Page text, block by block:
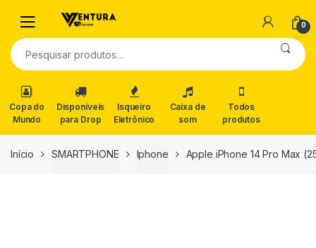
0
Pesquisar
por:
Copa do
Mundo
Disponíveis
para Drop
Isqueiro
Eletrônico
Caixa de
som
Todos
produtos
Início SMARTPHONE Iphone Apple iPhone 14 Pro Max